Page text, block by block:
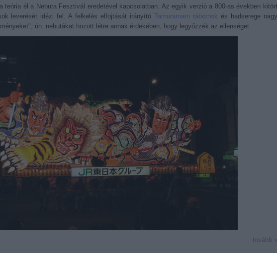
teória él a Nebuta Fesztivál eredetével kapcsolatban. Az egyik verzió a 800-as években kitört
leverését idézi fel. A felkelés elfojtását irányító Tamuramaro tábornok és hadserege nagy
ún. nebutákat hozott létre annak érdekében, hogy legyőzzék az ellenséget.
tovább »